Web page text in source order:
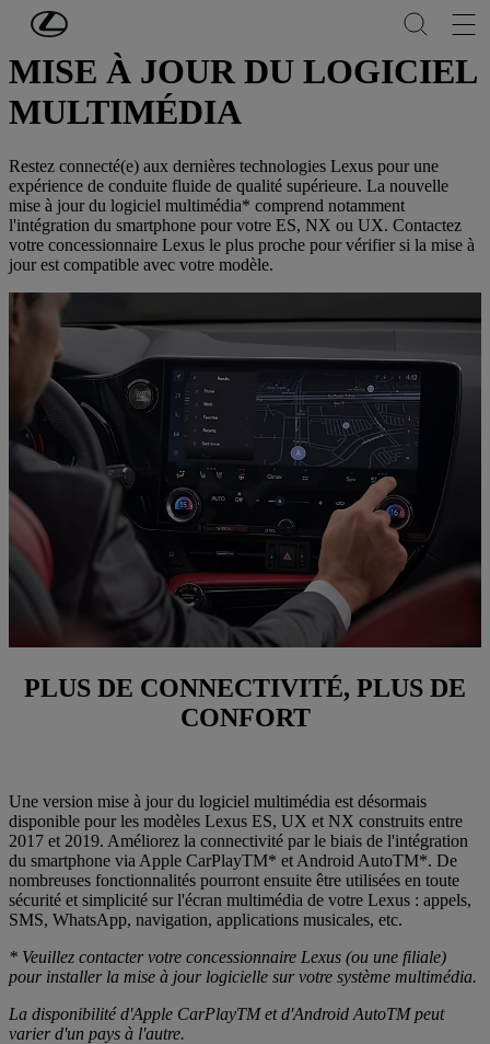
Passer au contenu principal
MISE À JOUR DU LOGICIEL
MULTIMÉDIA
Restez connecté(e) aux dernières technologies Lexus pour une
expérience de conduite fluide de qualité supérieure. La nouvelle
mise à jour du logiciel multimédia* comprend notamment
l'intégration du smartphone pour votre ES, NX ou UX. Contactez
votre concessionnaire Lexus le plus proche pour vérifier si la mise à
jour est compatible avec votre modèle.
PLUS DE CONNECTIVITÉ, PLUS DE
CONFORT
Une version mise à jour du logiciel multimédia est désormais
disponible pour les modèles Lexus ES, UX et NX construits entre
2017 et 2019. Améliorez la connectivité par le biais de l'intégration
du smartphone via Apple CarPlayTM* et Android AutoTM*. De
nombreuses fonctionnalités pourront ensuite être utilisées en toute
sécurité et simplicité sur l'écran multimédia de votre Lexus : appels,
SMS, WhatsApp, navigation, applications musicales, etc.
* Veuillez contacter votre concessionnaire Lexus (ou une filiale)
pour installer la mise à jour logicielle sur votre système multimédia.
La disponibilité d'Apple CarPlayTM et d'Android AutoTM peut
varier d'un pays à l'autre.